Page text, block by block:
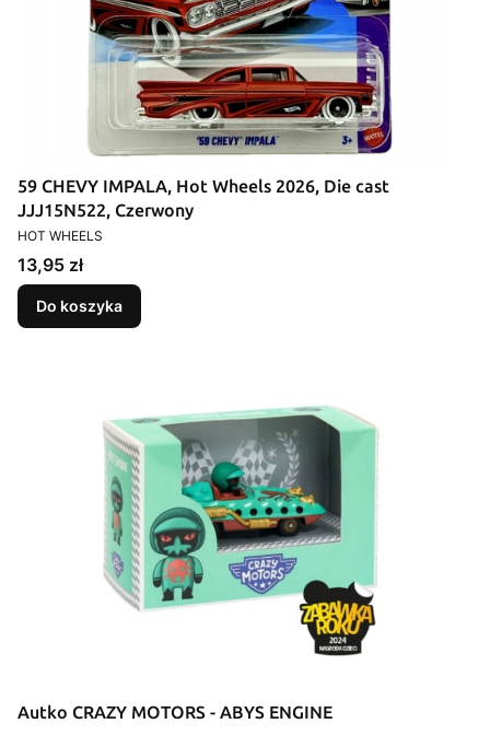
59 CHEVY IMPALA, Hot Wheels 2026, Die cast
JJJ15N522, Czerwony
PRODUCENT
HOT WHEELS
Cena
13,95 zł
Do koszyka
Autko CRAZY MOTORS - ABYS ENGINE